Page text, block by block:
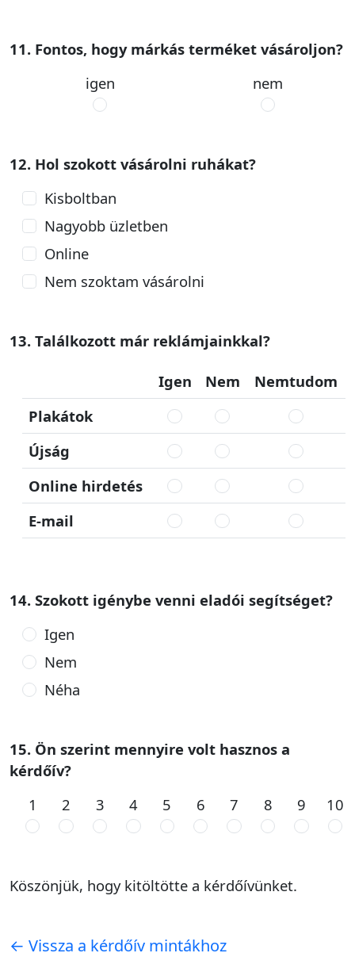
11. Fontos, hogy márkás terméket vásároljon?
igen
nem
12. Hol szokott vásárolni ruhákat?
Kisboltban
Nagyobb üzletben
Online
Nem szoktam vásárolni
13. Találkozott már reklámjainkkal?
Igen Nem
Nemtudom
Plakátok
Újság
Online hirdetés
E-mail
14. Szokott igénybe venni eladói segítséget?
Igen
Nem
Néha
15. Ön szerint mennyire volt hasznos a
kérdőív?
1
2 3 4 5 6 7 8 9 10
Köszönjük, hogy kitöltötte a kérdőívünket.
← Vissza a kérdőív mintákhoz